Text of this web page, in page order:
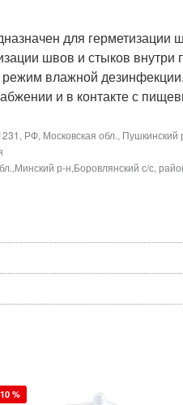
для
швов и стыков
режим влажной
и в контакте с
РФ, Московская обл., Пушкинский
р-н,Боровлянский с/с,
%